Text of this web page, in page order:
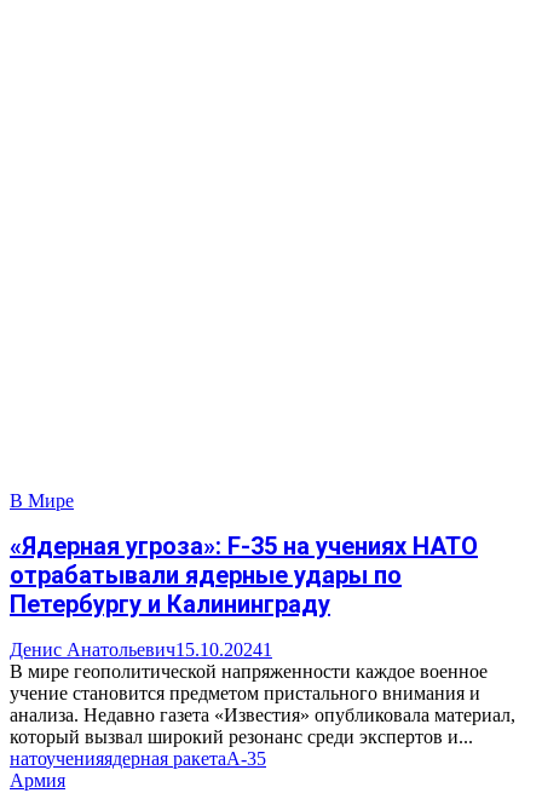
В Мире
«Ядерная угроза»: F-35 на учениях НАТО
отрабатывали ядерные удары по
Петербургу и Калининграду
Денис Анатольевич15.10.20241
В мире геополитической напряженности каждое военное
учение становится предметом пристального внимания и
анализа. Недавно газета «Известия» опубликовала материал,
который вызвал широкий резонанс среди экспертов и...
натоученияядерная ракетаА-35
Армия